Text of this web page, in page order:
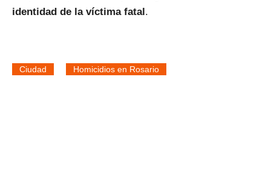
identidad de la víctima fatal.
Ciudad Homicidios en Rosario